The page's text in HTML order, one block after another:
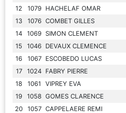
12
1079 HACHELAF OMAR
13
1076 COMBET GILLES
14
1069 SIMON CLEMENT
15
1046 DEVAUX CLEMENCE
16
1067 ESCOBEDO LUCAS
17
1024 FABRY PIERRE
18
1061 VIPREY EVA
19
1058 GOMES CLARENCE
20
1057 CAPPELAERE REMI